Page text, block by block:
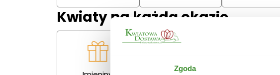
Zgoda
Kwiaty na każdą okazję